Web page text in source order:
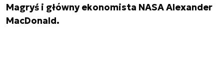
Magryś i główny ekonomista NASA Alexander
MacDonald.